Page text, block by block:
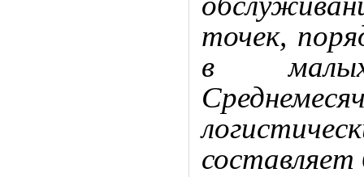
точек,
в малых